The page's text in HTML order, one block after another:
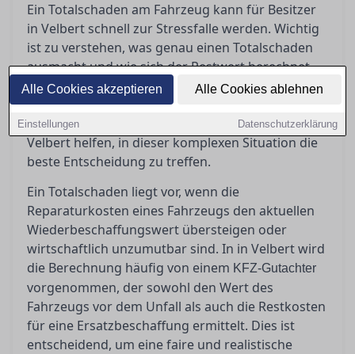
Alle Cookies akzeptieren Alle Cookies ablehnen
Einstellungen Datenschutzerklärung
Ein Totalschaden am Fahrzeug kann für Besitzer
in Velbert schnell zur Stressfalle werden. Wichtig
ist zu verstehen, was genau einen Totalschaden
ausmacht und wie sich der Restwert berechnet.
Zudem spielen Restwertbörsen häufig eine Rolle,
bei denen man jedoch Vorsicht walten lassen
sollte. Ein erfahrener Gutachter kann Ihnen in
Velbert helfen, in dieser komplexen Situation die
beste Entscheidung zu treffen.
Ein Totalschaden liegt vor, wenn die
Reparaturkosten eines Fahrzeugs den aktuellen
Wiederbeschaffungswert übersteigen oder
wirtschaftlich unzumutbar sind. In in Velbert wird
die Berechnung häufig von einem KFZ-Gutachter
vorgenommen, der sowohl den Wert des
Fahrzeugs vor dem Unfall als auch die Restkosten
für eine Ersatzbeschaffung ermittelt. Dies ist
entscheidend, um eine faire und realistische